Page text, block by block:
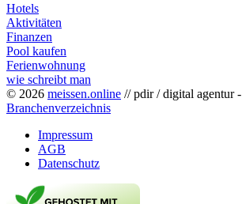
Hotels
Aktivitäten
Finanzen
Pool kaufen
Ferienwohnung
wie schreibt man
© 2026 meissen.online // pdir / digital agentur -
Branchenverzeichnis
Impressum
AGB
Datenschutz